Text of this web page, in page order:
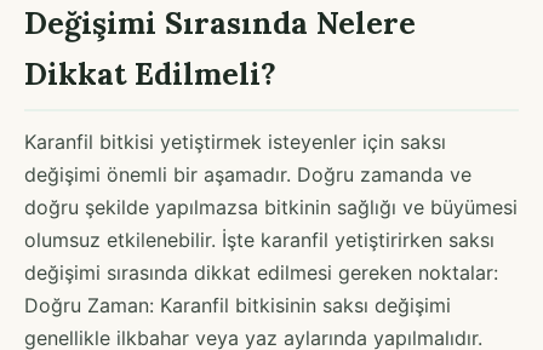
Değişimi Sırasında Nelere
Dikkat Edilmeli?
Karanfil bitkisi yetiştirmek isteyenler için saksı
değişimi önemli bir aşamadır. Doğru zamanda ve
doğru şekilde yapılmazsa bitkinin sağlığı ve büyümesi
olumsuz etkilenebilir. İşte karanfil yetiştirirken saksı
değişimi sırasında dikkat edilmesi gereken noktalar:
Doğru Zaman: Karanfil bitkisinin saksı değişimi
genellikle ilkbahar veya yaz aylarında yapılmalıdır.